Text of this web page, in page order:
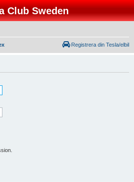
Club Sweden
Registrera din Tesla/elbil